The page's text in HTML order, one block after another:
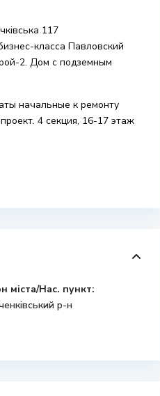
117
класса Павловский
2. Дом с подземным
начальные к ремонту
4 секция, 16-17 этаж
міста/Нас. пункт:
р-н